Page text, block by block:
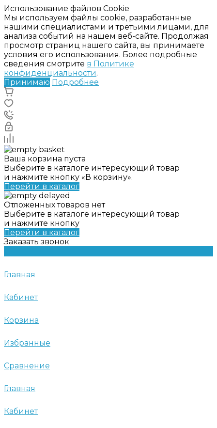
Использование файлов Cookie
Мы используем файлы cookie, разработанные
нашими специалистами и третьими лицами, для
анализа событий на нашем веб-сайте. Продолжая
просмотр страниц нашего сайта, вы принимаете
условия его использования. Более подробные
сведения смотрите в Политике
конфиденциальности.
Принимаю Подробнее
Ваша корзина пуста
Выберите в каталоге интересующий товар
и нажмите кнопку «В корзину».
Перейти в каталог
Отложенных товаров нет
Выберите в каталоге интересующий товар
и нажмите кнопку
Перейти в каталог
Заказать звонок
Главная
Кабинет
Корзина
Избранные
Сравнение
Главная
Кабинет